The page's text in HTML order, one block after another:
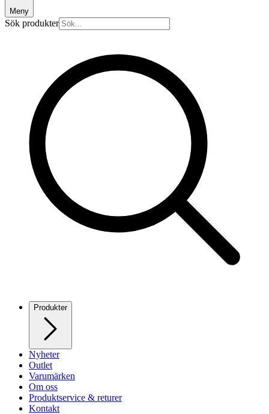
Meny
Sök produkter
Produkter
Nyheter
Outlet
Varumärken
Om oss
Produktservice & returer
Kontakt